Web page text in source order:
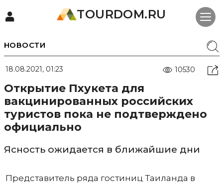
TOURDOM.RU
НОВОСТИ
18.08.2021, 01:23 10530
Открытие Пхукета для
вакцинированных российских
туристов пока не подтверждено
официально
Ясность ожидается в ближайшие дни
Представитель ряда гостиниц Таиланда в